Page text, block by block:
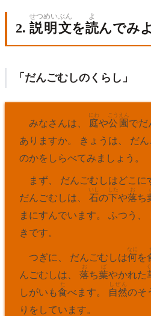
2. 説明
せつめい
文
ぶん
を読
よ
んでみ
「だんごむしのくらし」
みなさんは、 庭
にわ
や公園
こうえん
でだ
ありますか。 きょうは、 だ
のかをしらべてみましょう。
まず、 だんごむしはどこに
だんごむしは、 石
いし
の下
した
や落
お
ち
まにすんでいます。 ふつう、
きです。
つぎに、 だんごむしは何
なに
を
んごむしは、 落
お
ち葉
ば
やかれた
しがいも食
た
べます。 自然
しぜん
のそ
りをしています。